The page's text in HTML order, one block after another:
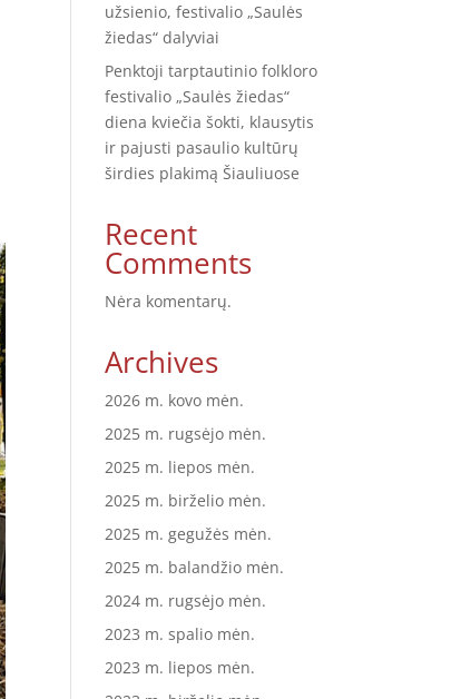
užsienio, festivalio „Saulės
žiedas“ dalyviai
Penktoji tarptautinio folkloro
festivalio „Saulės žiedas“
diena kviečia šokti, klausytis
ir pajusti pasaulio kultūrų
širdies plakimą Šiauliuose
Recent
Comments
Nėra komentarų.
Archives
2026 m. kovo mėn.
2025 m. rugsėjo mėn.
2025 m. liepos mėn.
2025 m. birželio mėn.
2025 m. gegužės mėn.
2025 m. balandžio mėn.
2024 m. rugsėjo mėn.
2023 m. spalio mėn.
2023 m. liepos mėn.